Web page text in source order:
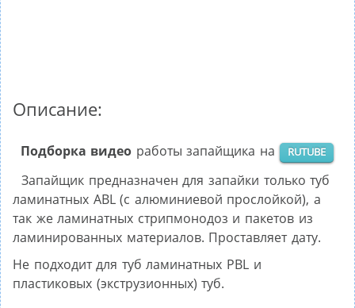
Описание:
Подборка видео работы запайщика на RUTUBE
Запайщик предназначен для запайки только туб
ламинатных ABL(с алюминиевой прослойкой), а
так же ламинатных стрипмонодоз и пакетов из
ламинированных материалов. Проставляет дату.
Не подходит для туб ламинатных PBL и
пластиковых (экструзионных) туб.